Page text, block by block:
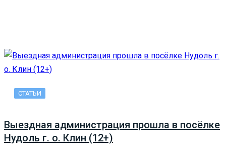
СТАТЬИ
Выездная администрация прошла в посёлке
Нудоль г. о. Клин (12+)